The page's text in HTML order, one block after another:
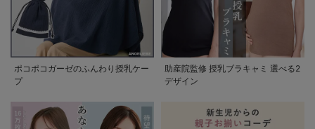
ポコポコガーゼのふんわり授乳ケー
プ
助産院監修 授乳ブラキャミ 選べる2
デザイン